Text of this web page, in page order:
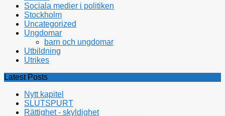
Sociala medier i politiken
Stockholm
Uncategorized
Ungdomar
barn och ungdomar
Utbildning
Utrikes
Latest Posts
Nytt kapitel
SLUTSPURT
Rättighet - skyldighet